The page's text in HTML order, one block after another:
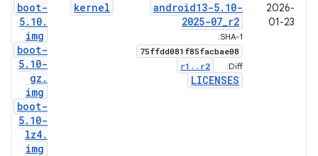
2026-
01-23
android13-5. 10-
2025-07_r2
SHA-1:
75ffdd081f85facbae08
Diff:
r1 . . r2
LICENSES
kernel
boot-
5. 10.
img
boot-
5. 10-
gz .
img
boot-
5. 10-
lz4.
img